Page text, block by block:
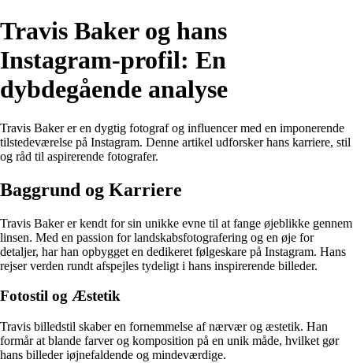
Travis Baker og hans
Instagram-profil: En
dybdegående analyse
Travis Baker er en dygtig fotograf og influencer med en imponerende
tilstedeværelse på Instagram. Denne artikel udforsker hans karriere, stil
og råd til aspirerende fotografer.
Baggrund og Karriere
Travis Baker er kendt for sin unikke evne til at fange øjeblikke gennem
linsen. Med en passion for landskabsfotografering og en øje for
detaljer, har han opbygget en dedikeret følgeskare på Instagram. Hans
rejser verden rundt afspejles tydeligt i hans inspirerende billeder.
Fotostil og Æstetik
Travis billedstil skaber en fornemmelse af nærvær og æstetik. Han
formår at blande farver og komposition på en unik måde, hvilket gør
hans billeder iøjnefaldende og mindeværdige.